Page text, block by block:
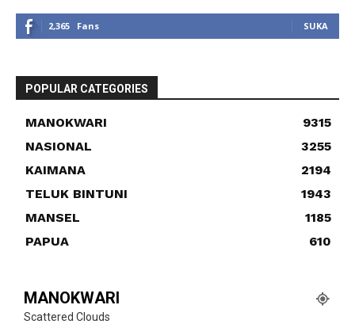
2,365 Fans SUKA
POPULAR CATEGORIES
MANOKWARI
9315
NASIONAL
3255
KAIMANA
2194
TELUK BINTUNI
1943
MANSEL
1185
PAPUA
610
MANOKWARI
Scattered Clouds